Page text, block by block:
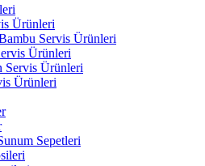
Ürünleri
Servis Ürünleri
Ürünleri
Servis Ürünleri
Ürünleri
Sepetleri